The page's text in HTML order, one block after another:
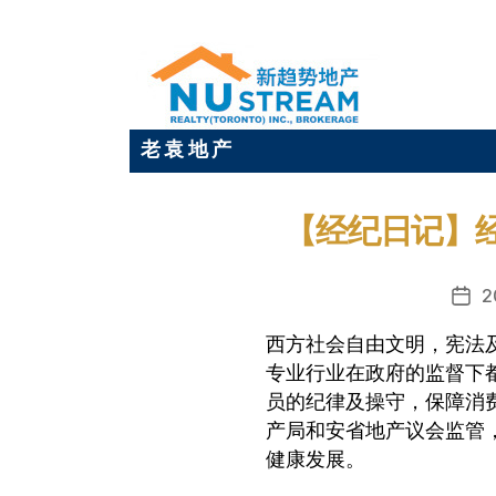
老 袁 地 产
【经纪日记
发
日
期
西方社会自由文明，宪法
专业行业在政府的监督下
员的纪律及操守，保障
产局和安省地产议会监管
健康发展。